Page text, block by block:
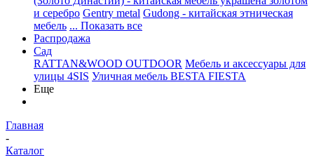
и серебро Gentry metal Gudong - китайская этническая
мебель ... Показать все
Распродажа
Сад
RATTAN&WOOD OUTDOOR Мебель и аксессуары для
улицы 4SIS Уличная мебель BESTA FIESTA
Еще
Главная
-
Каталог